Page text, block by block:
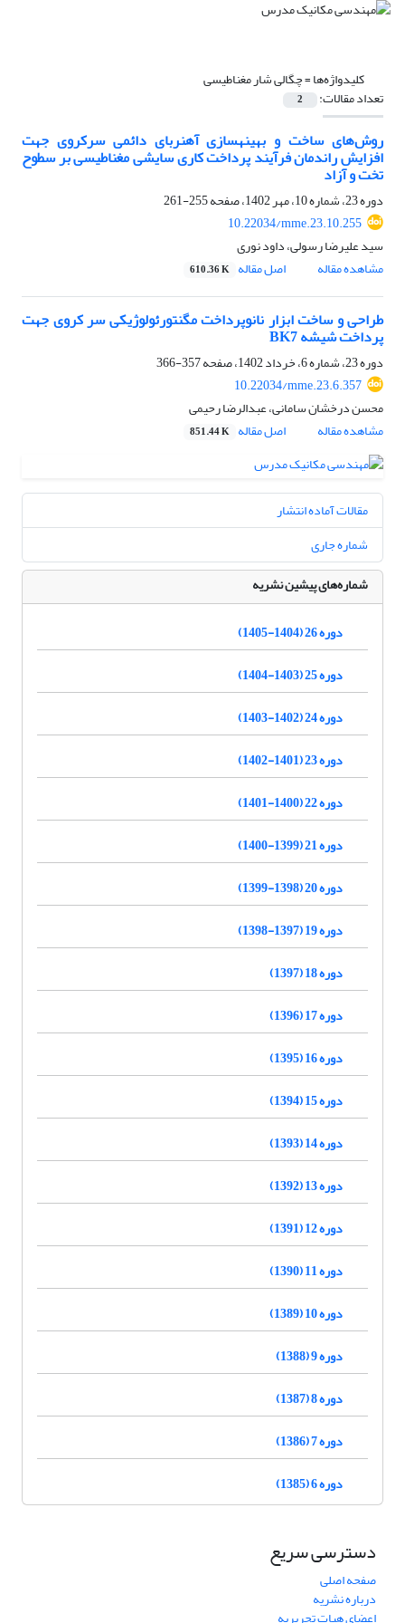
کلیدواژه‌ها =چگالی شار مغناطیسی
تعداد مقالات: 2
روش‌های ساخت و بهینهسازی آهنربای دائمی سرکروی جهت
افزایش راندمان فرآیند پرداخت کاری سایشی مغناطیسی بر سطوح
تخت و آزاد
دوره 23، شماره 10، مهر 1402، صفحه
255-261
10.22034/mme.23.10.255
سید علیرضا رسولی، داود نوری
مشاهده مقاله
اصل مقاله 610.36 K
طراحی و ساخت ابزار نانوپرداخت مگنتورئولوژیکی سر کروی جهت
پرداخت شیشه BK7
دوره 23، شماره 6، خرداد 1402، صفحه
357-366
10.22034/mme.23.6.357
محسن درخشان سامانی، عبدالرضا رحیمی
مشاهده مقاله
اصل مقاله 851.44 K
مقالات آماده انتشار
شماره جاری
شماره‌های پیشین نشریه
دوره 26 (1404-1405)
دوره 25 (1403-1404)
دوره 24 (1402-1403)
دوره 23 (1401-1402)
دوره 22 (1400-1401)
دوره 21 (1399-1400)
دوره 20 (1398-1399)
دوره 19 (1397-1398)
دوره 18 (1397)
دوره 17 (1396)
دوره 16 (1395)
دوره 15 (1394)
دوره 14 (1393)
دوره 13 (1392)
دوره 12 (1391)
دوره 11 (1390)
دوره 10 (1389)
دوره 9 (1388)
دوره 8 (1387)
دوره 7 (1386)
دوره 6 (1385)
دسترسی سریع
صفحه اصلی
درباره نشریه
اعضای هیات تحریریه